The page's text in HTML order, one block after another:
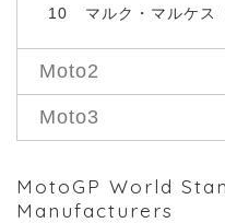
10 マルク・マルケス
Moto2
Moto3
MotoGP World
Manufacturers